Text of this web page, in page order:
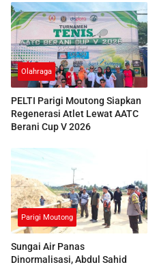
Olahraga
PELTI Parigi Moutong Siapkan
Regenerasi Atlet Lewat AATC
Berani Cup V 2026
Parigi Moutong
Sungai Air Panas
Dinormalisasi, Abdul Sahid